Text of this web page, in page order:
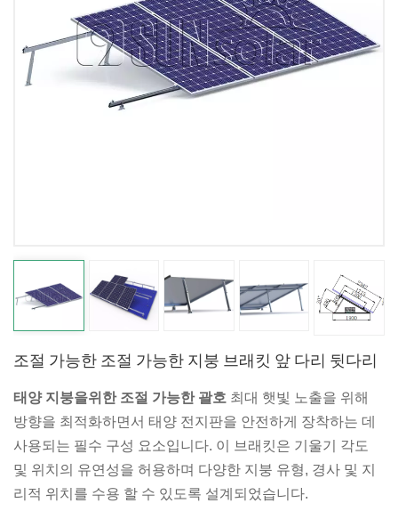
español
português
조절 가능한 조절 가능한 지붕 브래킷 앞 다리 뒷다리
태양 지붕을위한 조절 가능한 괄호 최대 햇빛 노출을 위해
방향을 최적화하면서 태양 전지판을 안전하게 장착하는 데
사용되는 필수 구성 요소입니다. 이 브래킷은 기울기 각도
및 위치의 유연성을 허용하며 다양한 지붕 유형, 경사 및 지
리적 위치를 수용 할 수 있도록 설계되었습니다.